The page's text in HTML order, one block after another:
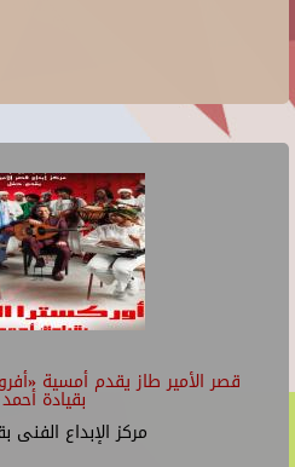
قصر الأمير طاز يقدم أمسية
بقيادة
مركز الإبداع الفنى